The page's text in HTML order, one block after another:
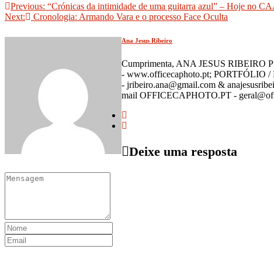
Navegação
de
artigos
Previous: “Crónicas da intimidade de uma guitarra azul” – Hoje no
Next:
Cronologia: Armando Vara e o processo Face Oculta
Ana Jesus Ribeiro
Cumprimenta, ANA JESUS RIBEIRO
- www.officecaphoto.pt; PORTFÓLIO /
- jribeiro.ana@gmail.com &
mail OFFICECAPHOTO.PT -
Deixe uma resposta